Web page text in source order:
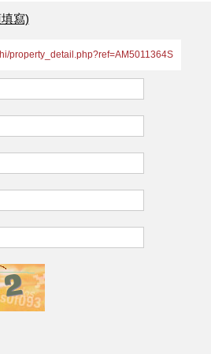
寫)
property_detail.php?ref=AM5011364S